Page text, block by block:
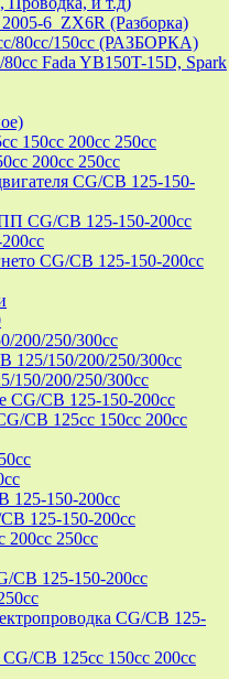
6_ZX6R (Разборка)
80cc/150cc (РАЗБОРКА)
Fada YB150T-15D, Spark
150cc 200cc 250cc
200cc 250cc
CG/CB 125-150-
CG/CB 125-150-200cc
CG/CB 125-150-200cc
200/250/300cc
125/150/200/250/300cc
150/200/250/300cc
CG/CB 125-150-200cc
CB 125cc 150cc 200cc
125-150-200cc
125-150-200cc
200cc 250cc
CB 125-150-200cc
CG/CB 125-
CB 125cc 150cc 200cc